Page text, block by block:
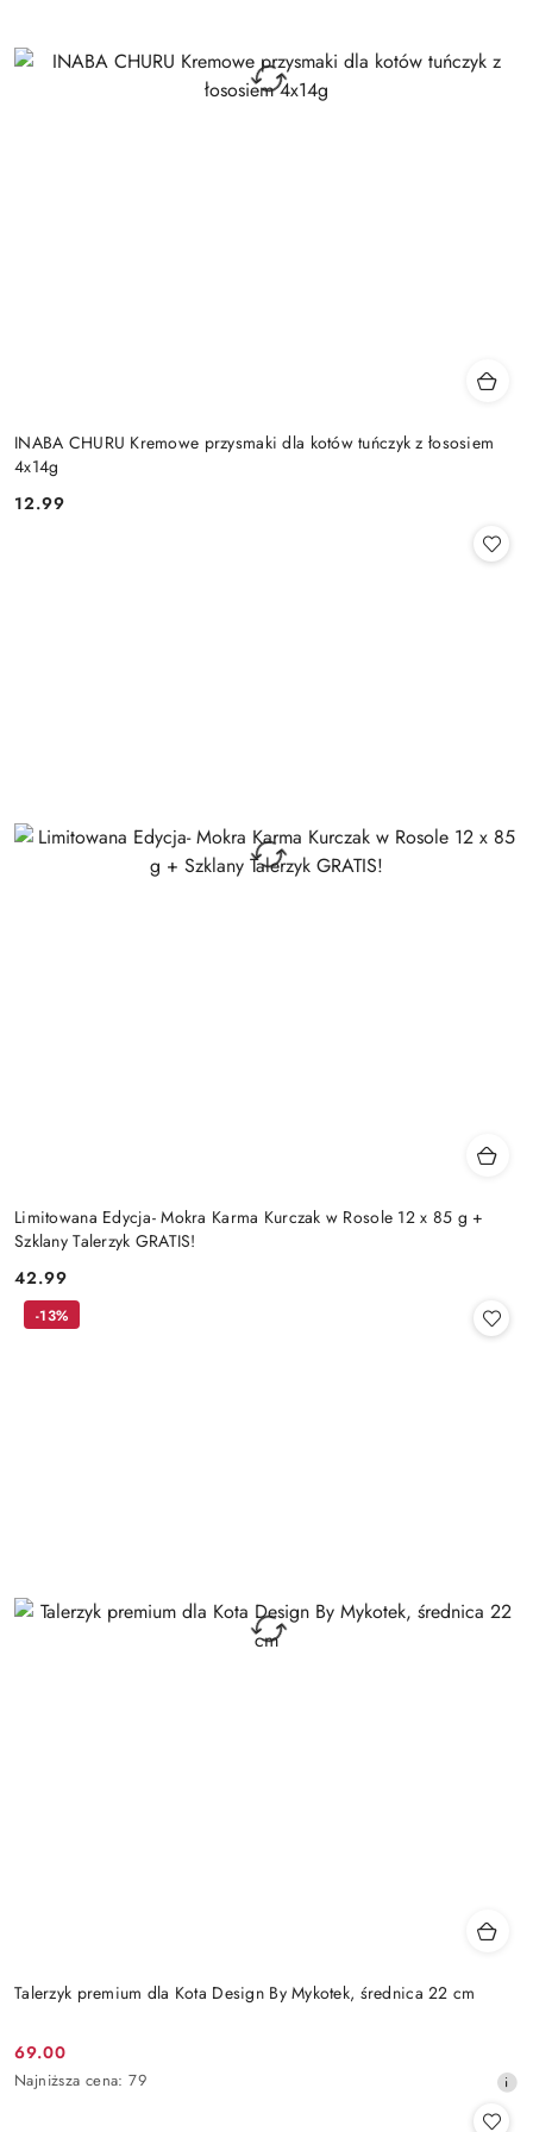
INABA CHURU Kremowe przysmaki dla kotów tuńczyk z łososiem
4x14g
Cena:
12.99
Limitowana Edycja- Mokra Karma Kurczak w Rosole 12 x 85 g +
Szklany Talerzyk GRATIS!
Cena:
42.99
Talerzyk premium dla Kota Design By Mykotek, średnica 22 cm
Cena
promocyjna:
69.00
Najniższa
Najniższa cena: 79
-13%